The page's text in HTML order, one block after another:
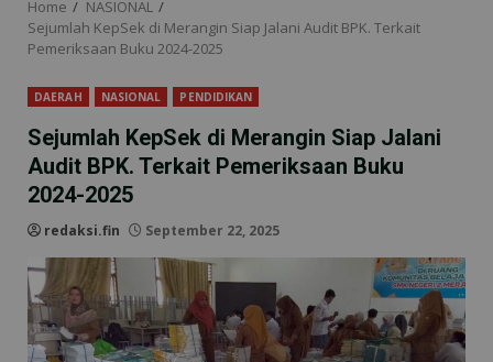
Home
NASIONAL
Sejumlah KepSek di Merangin Siap Jalani Audit BPK. Terkait
Pemeriksaan Buku 2024-2025
DAERAH NASIONAL PENDIDIKAN
Sejumlah KepSek di Merangin Siap Jalani
Audit BPK. Terkait Pemeriksaan Buku
2024-2025
redaksi.fin September 22, 2025